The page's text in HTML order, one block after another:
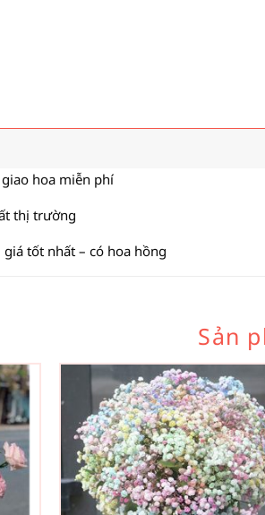
hoa miễn phí
thị trường
tốt nhất – có hoa hồng
Sản